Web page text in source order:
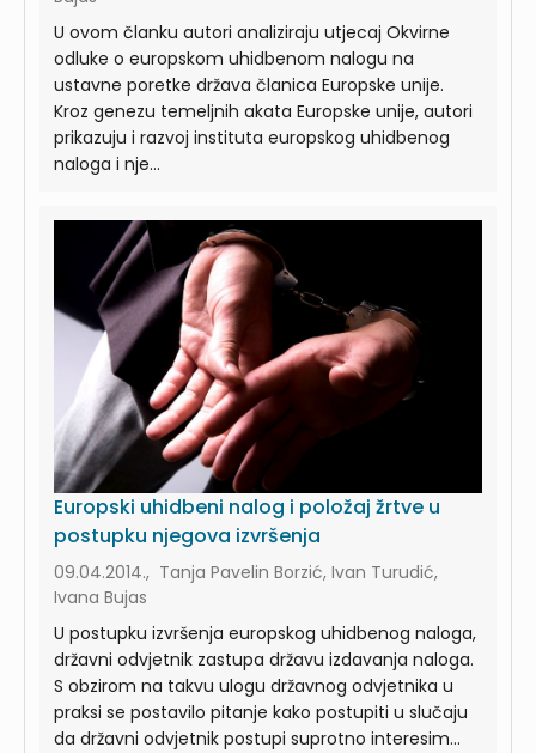
U ovom članku autori analiziraju utjecaj Okvirne
odluke o europskom uhidbenom nalogu na
ustavne poretke država članica Europske unije.
Kroz genezu temeljnih akata Europske unije, autori
prikazuju i razvoj instituta europskog uhidbenog
naloga i nje...
Europski uhidbeni nalog i položaj žrtve u
postupku njegova izvršenja
09.04.2014., Tanja Pavelin Borzić, Ivan Turudić,
Ivana Bujas
U postupku izvršenja europskog uhidbenog naloga,
državni odvjetnik zastupa državu izdavanja naloga.
S obzirom na takvu ulogu državnog odvjetnika u
praksi se postavilo pitanje kako postupiti u slučaju
da državni odvjetnik postupi suprotno interesim...